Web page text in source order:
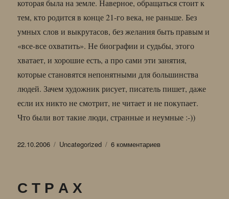
которая была на земле. Наверное, обращаться стоит к
тем, кто родится в конце 21-го века, не раньше. Без
умных слов и выкрутасов, без желания быть правым и
«все-все охватить». Не биографии и судьбы, этого
хватает, и хорошие есть, а про сами эти занятия,
которые становятся непонятными для большинства
людей. Зачем художник рисует, писатель пишет, даже
если их никто не смотрит, не читает и не покупает.
Что были вот такие люди, странные и неумные :-))
Опубликовано
22.10.2006 Рубрики
Uncategorized 6 комментариевк
С Т Р А Х